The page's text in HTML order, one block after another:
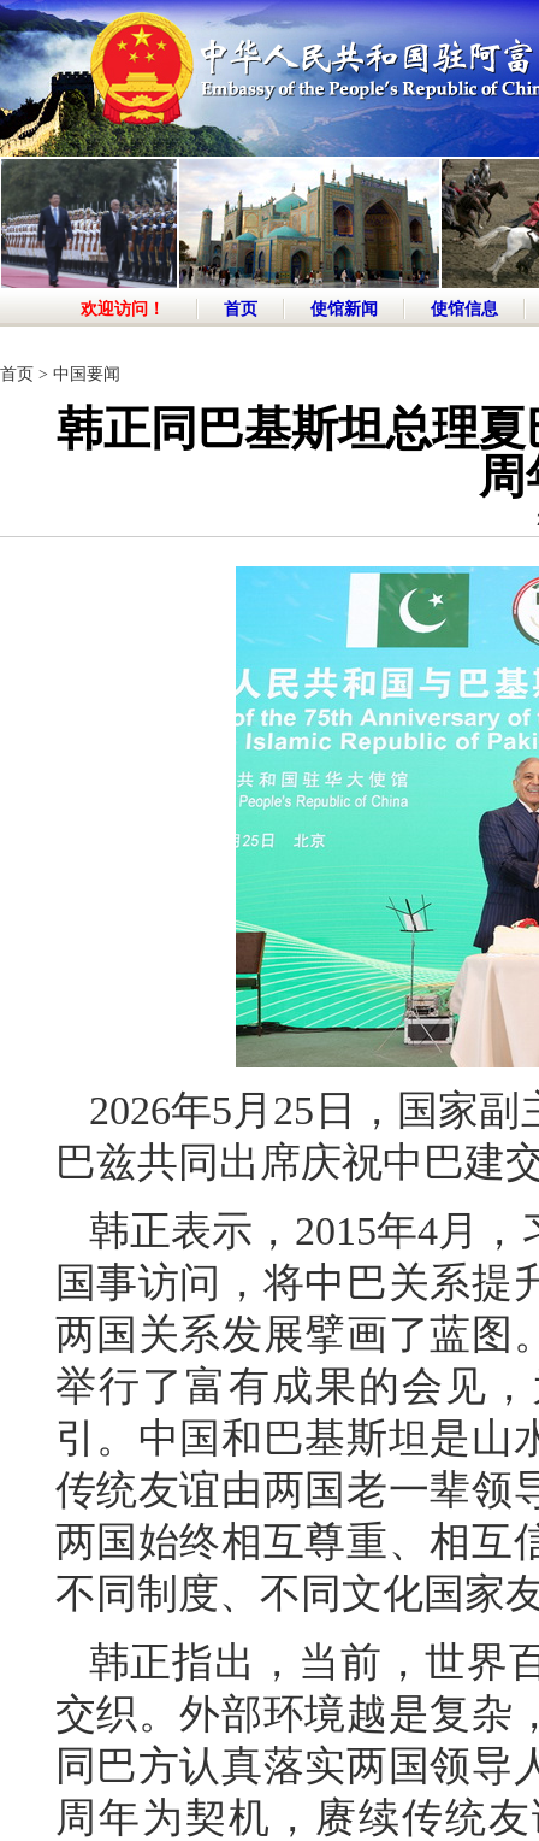
欢迎访问！ 首页 使馆新闻 使馆信息
首页 > 中国要闻
韩正同巴基斯坦总理
周
2026年5月25日，国家
巴兹共同出席庆祝中巴建
韩正表示，2015年4月
国事访问，将中巴关系提
两国关系发展擘画了蓝图
举行了富有成果的会见
引。中国和巴基斯坦是山
传统友谊由两国老一辈领
两国始终相互尊重、相互
不同制度、不同文化国家
韩正指出，当前，世界
交织。外部环境越是复杂
同巴方认真落实两国领导
周年为契机，赓续传统